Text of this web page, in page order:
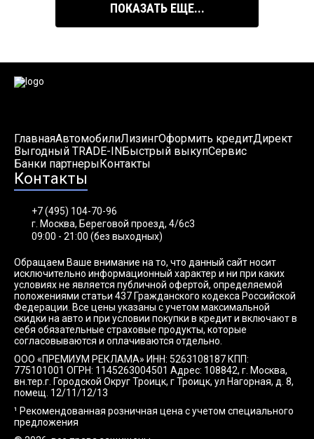
ПОКАЗАТЬ ЕЩЕ...
ГлавнаяАвтомобилиЛизингОформить кредитДирект
Выгодный TRADE-INБыстрый выкупСервис
Банки партнерыКонтакты
Контакты
+7 (495) 104-70-96
г. Москва, Береговой проезд, 4/6с3
09:00 - 21:00 (без выходных)
Обращаем Ваше внимание на то, что данный сайт носит
исключительно информационный характер и ни при каких
условиях не является публичной офертой, определяемой
положениями статьи 437 Гражданского кодекса Российской
Федерации. Все цены указаны с учетом максимальной
скидки на авто и при условии покупки в кредит и включают в
себя обязательные страховые продукты, которые
согласовываются и оплачиваются отдельно.
ООО «ПРЕМИУМ РЕКЛАМА» ИНН: 5263108187 КПП:
775101001 ОГРН: 1145263004501 Адрес: 108842, г. Москва,
вн.тер.г. Городской Округ Троицк, г Троицк, ул Нагорная, д. 8,
помещ. 12/11/12/13
¹ Рекомендованная розничная цена с учетом специального
предложения